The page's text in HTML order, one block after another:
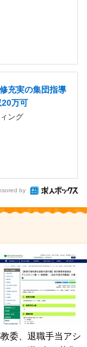
充実の集団指導
20万可
ング
by
委、退職手当アシ